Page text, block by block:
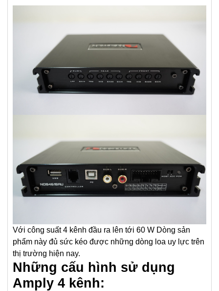
Với công suất 4 kênh đầu ra lên tới 60 W Dòng sản
phẩm này đủ sức kéo được những dòng loa uy lực trên
thị trường hiện nay.
Những cấu hình sử dụng
Amply 4 kênh: